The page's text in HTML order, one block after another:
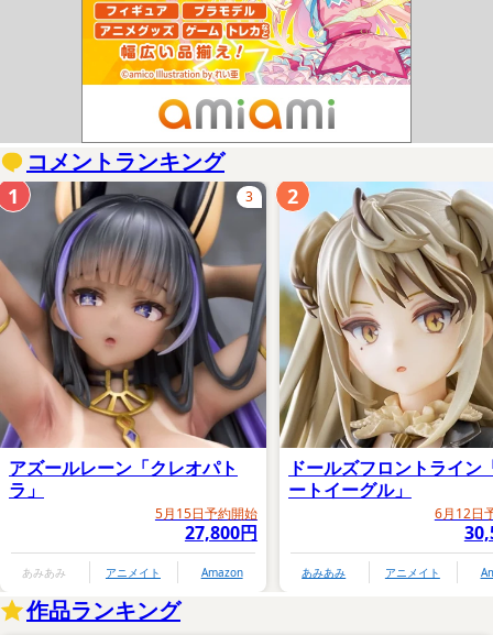
コメントランキング
アズールレーン「クレオパト
ラ」
5月15日予約開始
27,800円
あみあみ アニメイト Amazon
3
1
ドールズフロントライン
ートイーグル」
6月12日
あみあみ アニメイト
2
作品ランキング